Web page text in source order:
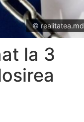
© realitatea.md
la 3